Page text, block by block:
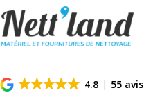
4.8 55 avis